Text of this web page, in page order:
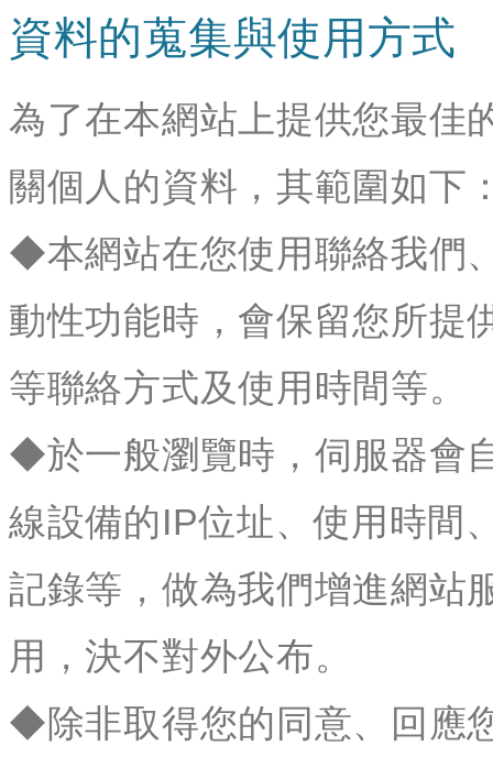
資料的蒐集與使用方式
為了在本網站上提供您最佳
關個人的資料，其範圍如下
◆本網站在您使用聯絡我們
動性功能時，會保留您所
等聯絡方式及使用時間等。
◆於一般瀏覽時，伺服器會
線設備的IP位址、使用時間
記錄等，做為我們增進網站
用，決不對外公布。
◆除非取得您的同意、回應